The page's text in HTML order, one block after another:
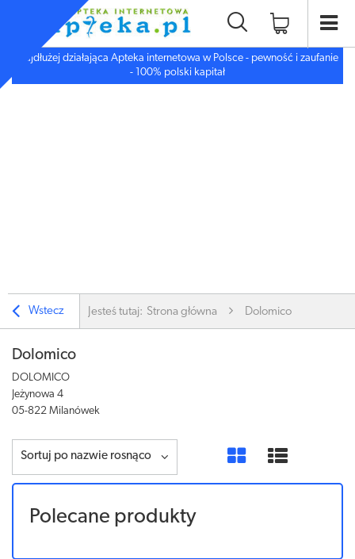
Najdłużej działająca Apteka internetowa w Polsce - pewność i zaufanie
- 100% polski kapitał
Wstecz Jesteś tutaj: Strona główna Dolomico
Dolomico
DOLOMICO
Jeżynowa 4
05-822 Milanówek
Sortuj po nazwie rosnąco
Polecane produkty